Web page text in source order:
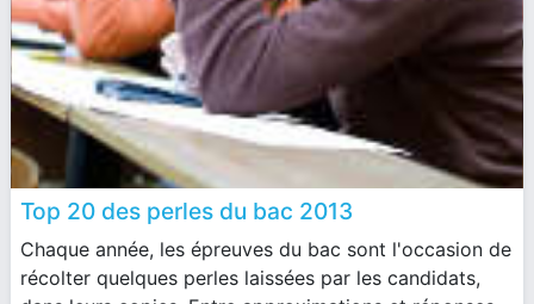
Top 20 des perles du bac 2013
Chaque année, les épreuves du bac sont l'occasion de
récolter quelques perles laissées par les candidats,